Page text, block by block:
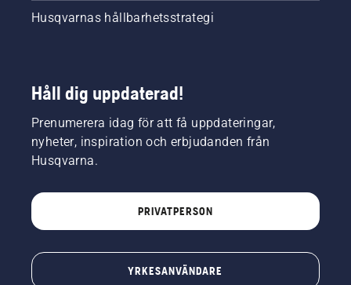
Husqvarnas hållbarhetsstrategi
Håll dig uppdaterad!
Prenumerera idag för att få uppdateringar,
nyheter, inspiration och erbjudanden från
Husqvarna.
PRIVATPERSON
YRKESANVÄNDARE